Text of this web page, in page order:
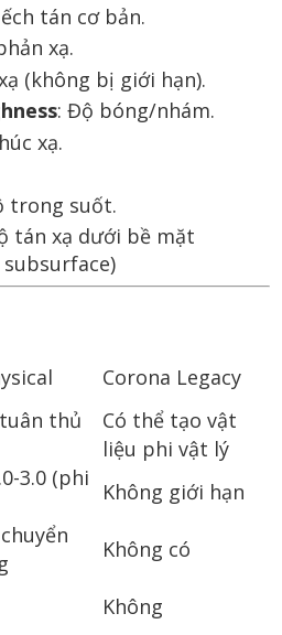
tán cơ bản.
xạ.
(không bị giới hạn).
: Độ bóng/nhám.
xạ.
trong suốt.
tán xạ dưới bề mặt
Corona Legacy
thủ
Có thể tạo vật
liệu phi vật lý
3.0 (phi
Không giới hạn
Không có
Không